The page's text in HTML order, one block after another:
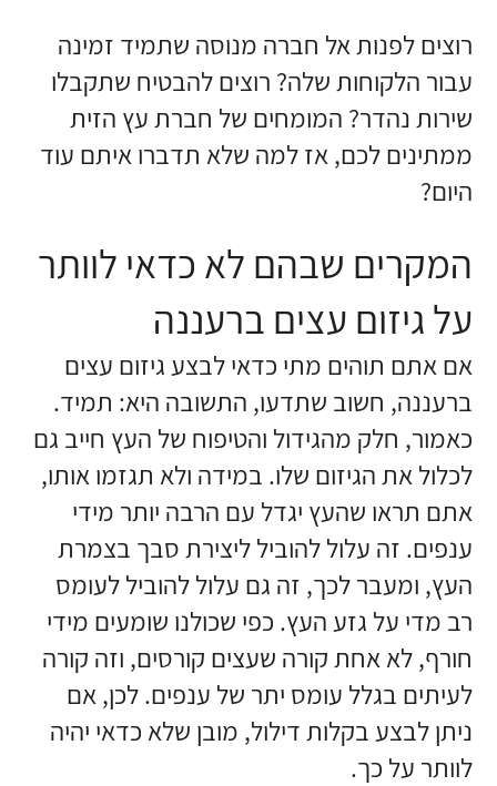
רוצים לפנות אל חברה מנוסה שתמיד זמינה
עבור הלקוחות שלה? רוצים להבטיח שתקבלו
שירות נהדר? המומחים של חברת עץ הזית
ממתינים לכם, אז למה שלא תדברו איתם עוד
היום?
המקרים שבהם לא כדאי לוותר
על גיזום עצים ברעננה
אם אתם תוהים מתי כדאי לבצע גיזום עצים
ברעננה, חשוב שתדעו, התשובה היא: תמיד.
כאמור, חלק מהגידול והטיפוח של העץ חייב גם
לכלול את הגיזום שלו. במידה ולא תגזמו אותו,
אתם תראו שהעץ יגדל עם הרבה יותר מידי
ענפים. זה עלול להוביל ליצירת סבך בצמרת
העץ, ומעבר לכך, זה גם עלול להוביל לעומס
רב מדי על גזע העץ. כפי שכולנו שומעים מידי
חורף, לא אחת קורה שעצים קורסים, וזה קורה
לעיתים בגלל עומס יתר של ענפים. לכן, אם
ניתן לבצע בקלות דילול, מובן שלא כדאי יהיה
לוותר על כך.